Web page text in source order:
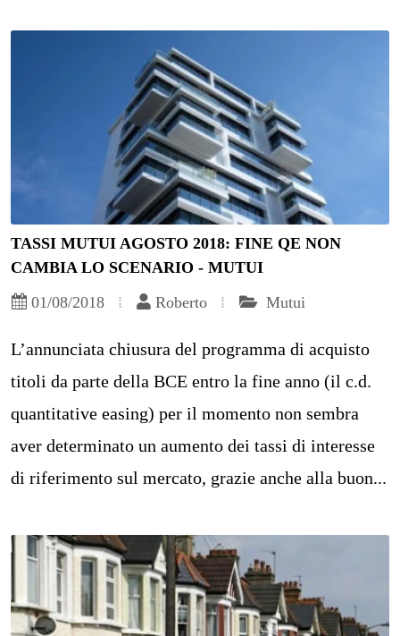
TASSI MUTUI AGOSTO 2018: FINE QE NON
CAMBIA LO SCENARIO - MUTUI
01/08/2018
Roberto Mutui
L’annunciata chiusura del programma di acquisto
titoli da parte della BCE entro la fine anno (il c.d.
quantitative easing) per il momento non sembra
aver determinato un aumento dei tassi di interesse
di riferimento sul mercato, grazie anche alla buon...